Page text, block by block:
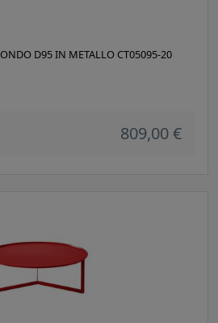
D95 IN METALLO CT05095-20
809,00 €